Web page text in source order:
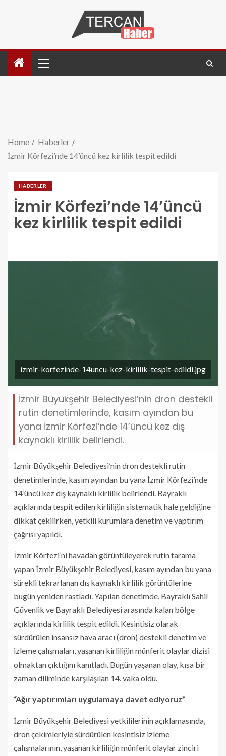
Home
Haberler
İzmir Körfezi’nde 14’üncü kez kirlilik tespit edildi
HABERLER
İzmir Körfezi’nde 14’üncü
kez kirlilik tespit edildi
izmir-korfezinde-14uncu-kez-kirlilik-tespit-edildi.jpg
İzmir Büyükşehir Belediyesi’nin dron destekli
rutin denetimlerinde, kasım ayından bu
yana İzmir Körfezi’nde 14’üncü kez dış
kaynaklı kirlilik belirlendi.
İzmir Büyükşehir Belediyesi’nin dron destekli rutin
denetimlerinde, kasım ayından bu yana İzmir Körfezi’nde
14’üncü kez dış kaynaklı kirlilik belirlendi. Bayraklı
açıklarında tespit edilen kirliliğin sistematik hale geldiğine
dikkat çekilirken, yetkili kurumlara denetim ve yaptırım
çağrısı yapıldı.
İzmir Körfezi’ni havadan görüntüleyerek rutin tarama
yapan İzmir Büyükşehir Belediyesi, kasım ayından bu yana
sürekli tekrarlanan dış kaynaklı kirlilik görüntülerine
bugün yeniden rastladı. Yapılan denetimde, Bayraklı Sahil
Güvenlik ve Bayraklı Belediyesi arasında kalan bölge
açıklarında kirlilik tespit edildi. Kesintisiz olarak
sürdürülen insansız hava aracı (dron) destekli denetim ve
izleme çalışmaları, yaşanan kirliliğin münferit olaylar dizisi
olmaktan çıktığını kanıtladı. Bugün yaşanan olay, kısa bir
zaman diliminde karşılaşılan 14. vaka oldu.
“Ağır yaptırımları uygulamaya davet ediyoruz”
İzmir Büyükşehir Belediyesi yetkililerinin açıklamasında,
dron çekimleriyle sürdürülen kesintisiz izleme
çalışmalarının, yaşanan kirliliğin münferit olaylar zinciri